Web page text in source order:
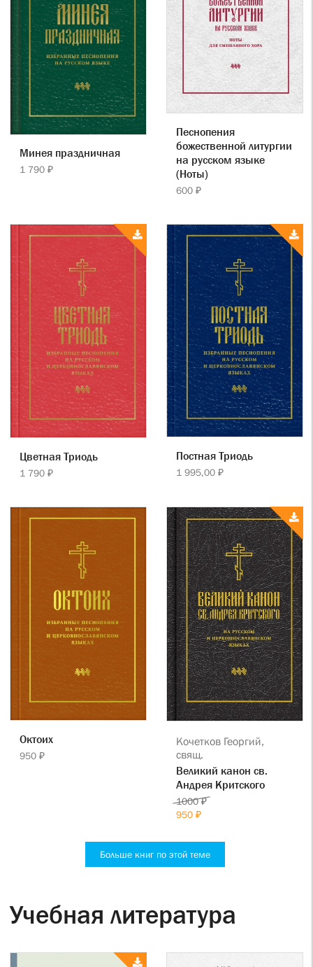
Минея праздничная
1 790 ₽
Песнопения
божественной литургии
на русском языке
(Ноты)
600 ₽
Цветная Триодь
1 790 ₽
Постная Триодь
1 995,00 ₽
Октоих
950 ₽
Кочетков Георгий,
свящ.
Великий канон св.
Андрея Критского
1000 ₽
950 ₽
Больше книг по этой теме
Учебная литература